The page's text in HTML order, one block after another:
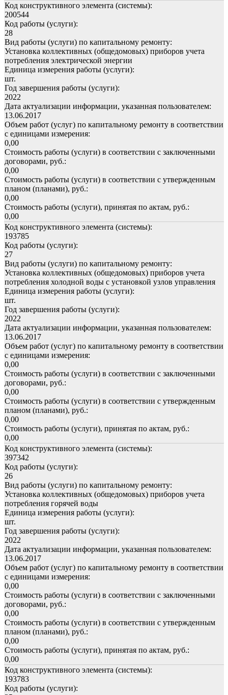
Код конструктивного элемента (системы):
200544
Код работы (услуги):
28
Вид работы (услуги) по капитальному ремонту:
Установка коллективных (общедомовых) приборов учета
потребления электрической энергии
Единица измерения работы (услуги):
шт.
Год завершения работы (услуги):
2022
Дата актуализации информации, указанная пользователем:
13.06.2017
Объем работ (услуг) по капитальному ремонту в соответствии
с единицами измерения:
0,00
Стоимость работы (услуги) в соответствии с заключенными
договорами, руб.:
0,00
Стоимость работы (услуги) в соответствии с утвержденным
планом (планами), руб.:
0,00
Стоимость работы (услуги), принятая по актам, руб.:
0,00
Код конструктивного элемента (системы):
193785
Код работы (услуги):
27
Вид работы (услуги) по капитальному ремонту:
Установка коллективных (общедомовых) приборов учета
потребления холодной воды с установкой узлов управления
Единица измерения работы (услуги):
шт.
Год завершения работы (услуги):
2022
Дата актуализации информации, указанная пользователем:
13.06.2017
Объем работ (услуг) по капитальному ремонту в соответствии
с единицами измерения:
0,00
Стоимость работы (услуги) в соответствии с заключенными
договорами, руб.:
0,00
Стоимость работы (услуги) в соответствии с утвержденным
планом (планами), руб.:
0,00
Стоимость работы (услуги), принятая по актам, руб.:
0,00
Код конструктивного элемента (системы):
397342
Код работы (услуги):
26
Вид работы (услуги) по капитальному ремонту:
Установка коллективных (общедомовых) приборов учета
потребления горячей воды
Единица измерения работы (услуги):
шт.
Год завершения работы (услуги):
2022
Дата актуализации информации, указанная пользователем:
13.06.2017
Объем работ (услуг) по капитальному ремонту в соответствии
с единицами измерения:
0,00
Стоимость работы (услуги) в соответствии с заключенными
договорами, руб.:
0,00
Стоимость работы (услуги) в соответствии с утвержденным
планом (планами), руб.:
0,00
Стоимость работы (услуги), принятая по актам, руб.:
0,00
Код конструктивного элемента (системы):
193783
Код работы (услуги):